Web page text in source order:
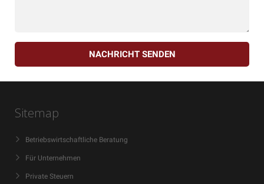
NACHRICHT SENDEN
Sitemap
Betriebswirtschaftliche Beratung
Für Unternehmen
Private Steuern